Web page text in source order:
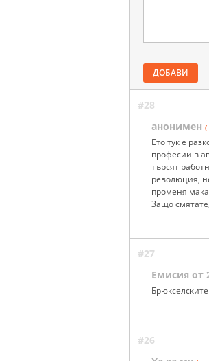
ДОБАВИ
#28
анонимен (
Ето тук е
професии в
търсят
революция,
променя
Защо
#27
Емисия от
#26